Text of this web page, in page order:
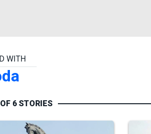
WITH
6 STORIES